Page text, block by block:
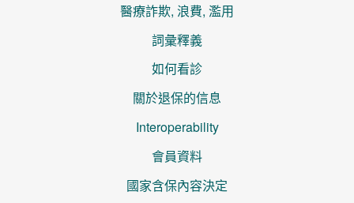
醫療詐欺, 浪費, 濫用
詞彙釋義
如何看診
關於退保的信息
Interoperability
會員資料
國家含保內容決定